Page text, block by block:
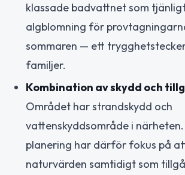
klassade badvattnet som
algblomning för
sommaren — ett
familjer.
Kombination av skydd och
Området har strandskydd och
vattenskyddsområde i närheten.
planering har därför fokus på
naturvärden samtidigt som